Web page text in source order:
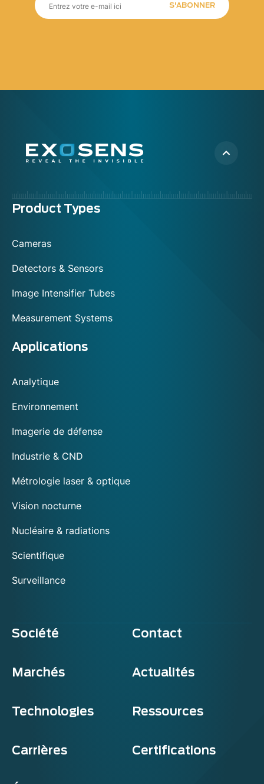
S'ABONNER
Menu
Product Types
Cameras
Detectors & Sensors
Image Intensifier Tubes
Measurement Systems
Applications
Analytique
Environnement
Imagerie de défense
Industrie & CND
Métrologie laser & optique
Vision nocturne
Nucléaire & radiations
Scientifique
Surveillance
Société Contact
Marchés Actualités
Technologies Ressources
Carrières Certifications